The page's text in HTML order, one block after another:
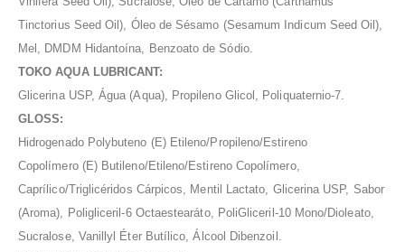
Tinctorius Seed Oil), Óleo de Sésamo (Sesamum Indicum Seed Oil),
Mel, DMDM Hidantoína, Benzoato de Sódio.
TOKO AQUA LUBRICANT:
GlicerinaUSP, Água (Aqua), Propileno Glicol, Poliquaternio-7.
GLOSS:
HidrogenadoPolybuteno (E) Etileno/Propileno/Estireno
Copolímero (E) Butileno/Etileno/Estireno Copolímero,
Caprílico/Triglicéridos Cárpicos, Mentil Lactato, Glicerina USP, Sabor
(Aroma), Poligliceril-6 Octaestearáto, PoliGliceril-10 Mono/Dioleato,
Sucralose, Vanillyl Éter Butílico, Álcool Dibenzoil .